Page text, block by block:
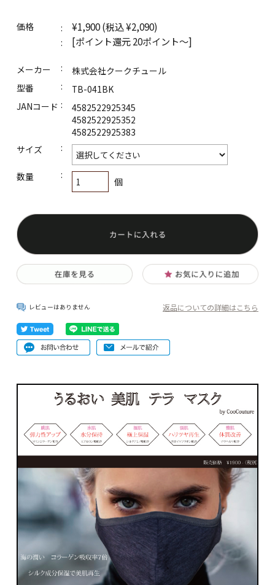
価格 ¥1,900(税込 ¥2,090)
[ポイント還元 20ポイント～]
メーカー
株式会社クークチュール
型番
TB-041BK
JANコード
4582522925345
4582522925352
4582522925383
サイズ
数量 個
返品についての詳細はこちら
レビューはありません
美肌効果！色々マスク
2021～2022新商品！
レディースインナー
レディースレッグウェア
サポーター
安眠&リラックスアイテム
ナイトケア
手袋
メンズアイテム
下記にメールアドレスを入力し登録ボタンを押して下さい。
変更・解除・お知らせはこちら